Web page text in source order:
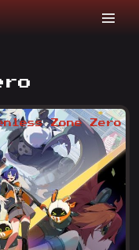
Zone Zero